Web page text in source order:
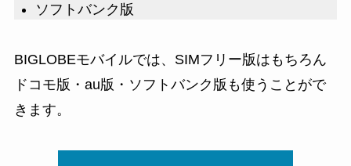
ソフトバンク版
BIGLOBEモバイルでは、SIMフリー版はもちろん
ドコモ版・au版・ソフトバンク版も使うことがで
きます。